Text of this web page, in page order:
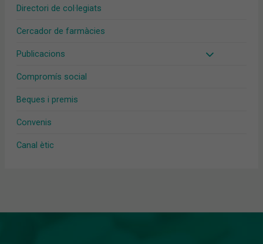
Directori de col·legiats
Cercador de farmàcies
Publicacions
Compromís social
Beques i premis
Convenis
Canal ètic